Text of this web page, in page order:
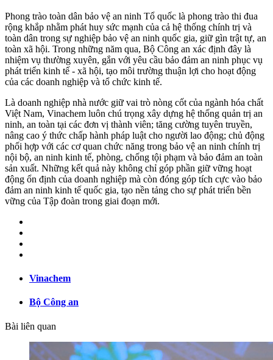
Phong trào toàn dân bảo vệ an ninh Tổ quốc là phong trào thi đua
rộng khắp nhằm phát huy sức mạnh của cả hệ thống chính trị và
toàn dân trong sự nghiệp bảo vệ an ninh quốc gia, giữ gìn trật tự, an
toàn xã hội. Trong những năm qua, Bộ Công an xác định đây là
nhiệm vụ thường xuyên, gắn với yêu cầu bảo đảm an ninh phục vụ
phát triển kinh tế - xã hội, tạo môi trường thuận lợi cho hoạt động
của các doanh nghiệp và tổ chức kinh tế.
Là doanh nghiệp nhà nước giữ vai trò nòng cốt của ngành hóa chất
Việt Nam, Vinachem luôn chú trọng xây dựng hệ thống quản trị an
ninh, an toàn tại các đơn vị thành viên; tăng cường tuyên truyền,
nâng cao ý thức chấp hành pháp luật cho người lao động; chủ động
phối hợp với các cơ quan chức năng trong bảo vệ an ninh chính trị
nội bộ, an ninh kinh tế, phòng, chống tội phạm và bảo đảm an toàn
sản xuất. Những kết quả này không chỉ góp phần giữ vững hoạt
động ổn định của doanh nghiệp mà còn đóng góp tích cực vào bảo
đảm an ninh kinh tế quốc gia, tạo nền tảng cho sự phát triển bền
vững của Tập đoàn trong giai đoạn mới.
Vinachem
Bộ Công an
Bài liên quan